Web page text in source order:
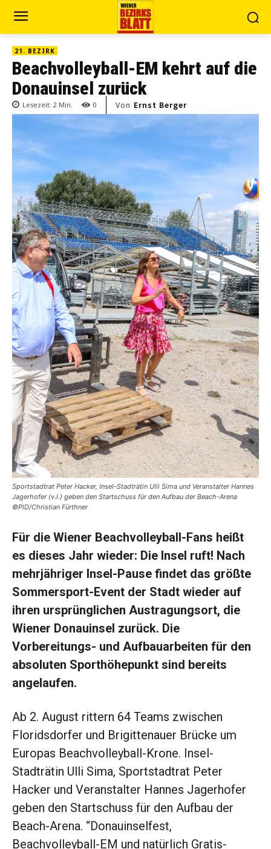
21. BEZIRK
Beachvolleyball-EM kehrt auf die
Donauinsel zurück
Lesezeit: 2 Min. 0 Von Ernst Berger
Sportstadtrat Peter Hacker, Insel-Stadträtin Ulli Sima und Veranstalter Hannes
Jagerhofer (v.l.) geben den Startschuss für den Aufbau der Beach-Arena
©PID/Christian Fürthner
Für die Wiener Beachvolleyball-Fans heißt
es dieses Jahr wieder: Die Insel ruft! Nach
mehrjähriger Insel-Pause findet das größte
Sommersport-Event der Stadt wieder auf
ihren ursprünglichen Austragungsort, die
Wiener Donauinsel zurück. Die
Vorbereitungs- und Aufbauarbeiten für den
absoluten Sporthöhepunkt sind bereits
angelaufen.
Ab 2. August rittern 64 Teams zwischen
Floridsdorfer und Brigittenauer Brücke um
Europas Beachvolleyball-Krone. Insel-
Stadträtin Ulli Sima, Sportstadtrat Peter
Hacker und Veranstalter Hannes Jagerhofer
geben den Startschuss für den Aufbau der
Beach-Arena. “Donauinselfest,
Beachvolleyball-EM und natürlich Gratis-